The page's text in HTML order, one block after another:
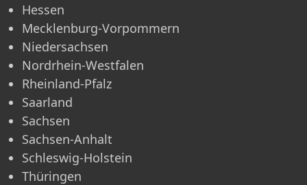
Hessen
Mecklenburg-Vorpommern
Niedersachsen
Nordrhein-Westfalen
Rheinland-Pfalz
Saarland
Sachsen
Sachsen-Anhalt
Schleswig-Holstein
Thüringen